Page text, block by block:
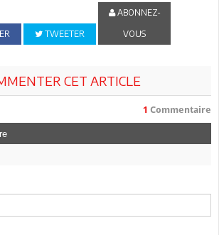
TWEETER
ABONNEZ-
VOUS
CET ARTICLE
1 Commentaire